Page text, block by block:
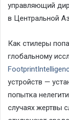
управляющий
в Центральной
Как стилеры
глобальному
Footprint
устройств —
попытка
случаях жертвы